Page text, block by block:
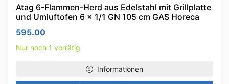
Atag 6-Flammen-Herd aus Edelstahl mit Grillplatte
und Umluftofen 6 x 1/1 GN 105 cm GAS Horeca
595.00
Nur noch 1 vorrätig
Informationen